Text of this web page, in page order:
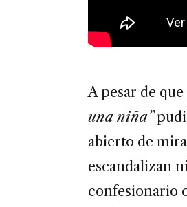
A pesar de
una niña”
abierto de
escandalizan
confesionario